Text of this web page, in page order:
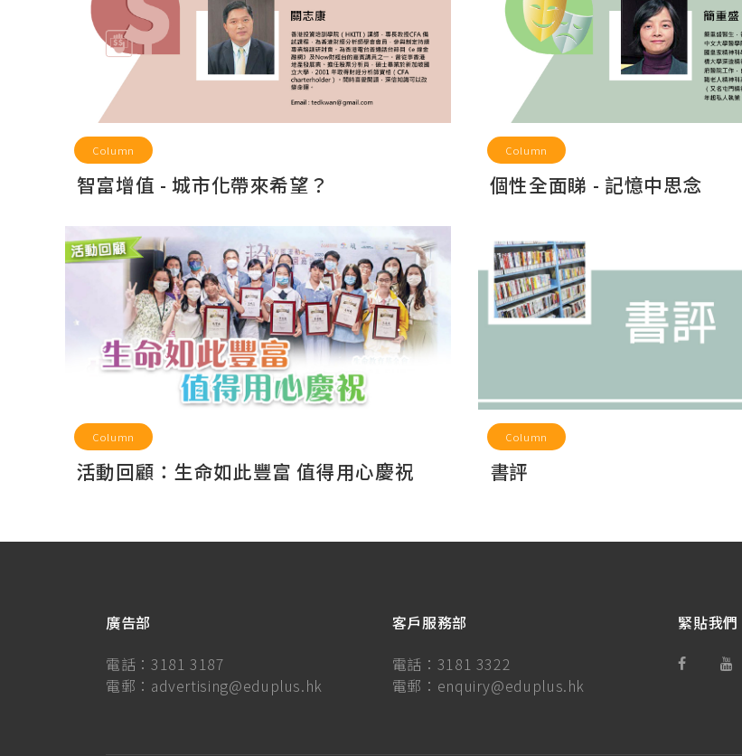
Column
智富增值 - 城市化帶來希望？
Column
個性全面睇 - 記憶中思念
Column
活動回顧：生命如此豐富 值得用心慶祝
Column
書評
廣告部
電話： 3181 3187
電郵： advertising@eduplus.hk
客戶服務部
電話： 3181 3322
電郵： enquiry@eduplus.hk
緊貼我們